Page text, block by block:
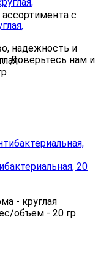
с
надежность и
Доверьтесь нам и
20
- круглая
объем - 20 гр